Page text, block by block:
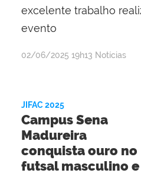
excelente trabalho
evento
por
publicado
02/06/2025 19h13 Notícias
JIFAC 2025
Campus Sena
Madureira
conquista ouro no
futsal masculino